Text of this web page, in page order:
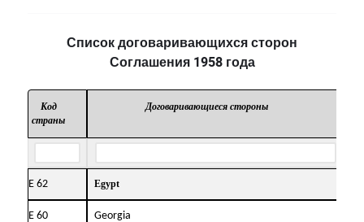
Список договаривающихся сторон
Соглашения 1958 года
Код
страны
Договаривающиеся стороны
Е 62 Egypt
Е 60 Georgia